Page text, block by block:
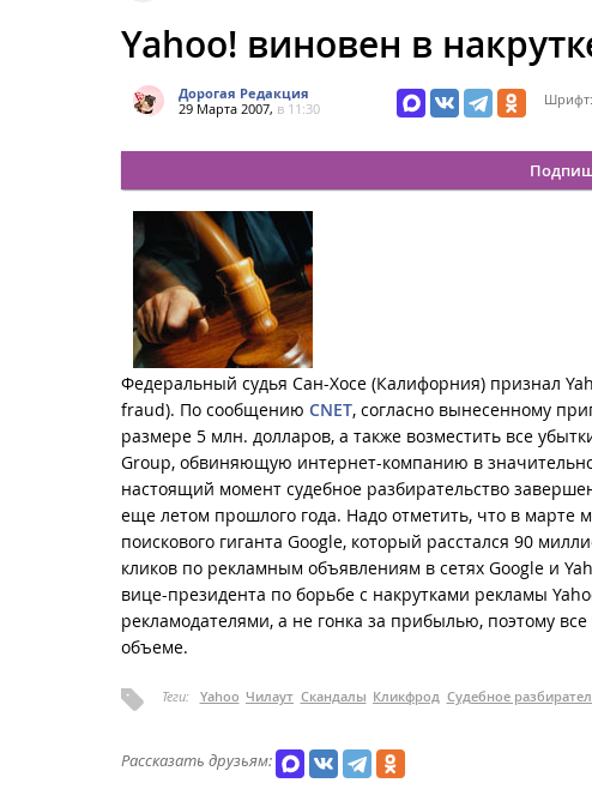
Yahoo! виновен в
Дорогая Редакция
29 Марта 2007, в 11:30
Шрифт:
Федеральный судья Сан-Хосе (Калифорния) признал
fraud). По сообщению CNET, согласно вынесенному
размере 5 млн. долларов, а также возместить все
Group, обвиняющую интернет-компанию в
настоящий момент судебное разбирательство
еще летом прошлого года. Надо отметить, что в
поискового гиганта Google, который расстался 90
кликов по рекламным объявлениям в сетях Google и
вице-президента по борьбе с накрутками рекламы
рекламодателями, а не гонка за прибылью, поэтому
объеме.
Теги: Yahoo Чилаут Скандалы Кликфрод Судебное
Рассказать друзьям: